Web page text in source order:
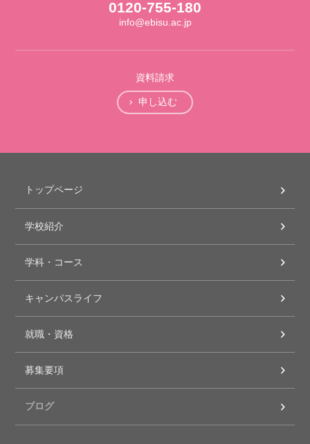
0120-755-180
info@ebisu.ac.jp
資料請求
申し込む
トップページ
学校紹介
学科・コース
キャンパスライフ
就職・資格
募集要項
ブログ